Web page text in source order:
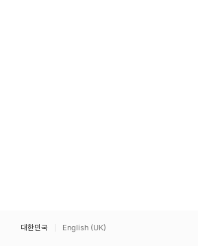
대한민국 English (UK)